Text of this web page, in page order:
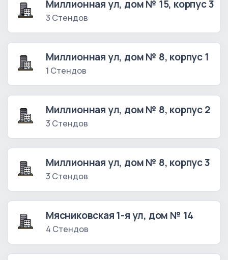
Миллионная ул, дом № 15, корпус 3
3 Стендов
Миллионная ул, дом № 8, корпус 1
1 Стендов
Миллионная ул, дом № 8, корпус 2
3 Стендов
Миллионная ул, дом № 8, корпус 3
3 Стендов
Мясниковская 1-я ул, дом № 14
4 Стендов